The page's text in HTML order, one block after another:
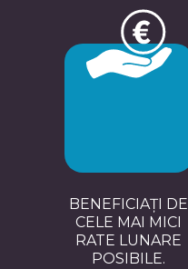
BENEFICIAȚI DE
CELE MAI MICI
RATE LUNARE
POSIBILE.